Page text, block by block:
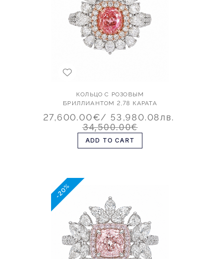
КОЛЬЦО С РОЗОВЫМ
БРИЛЛИАНТОМ 2,78 КАРАТА
27,600.00€/ 53,980.08лв.
34,500.00€
ADD TO CART
-20%